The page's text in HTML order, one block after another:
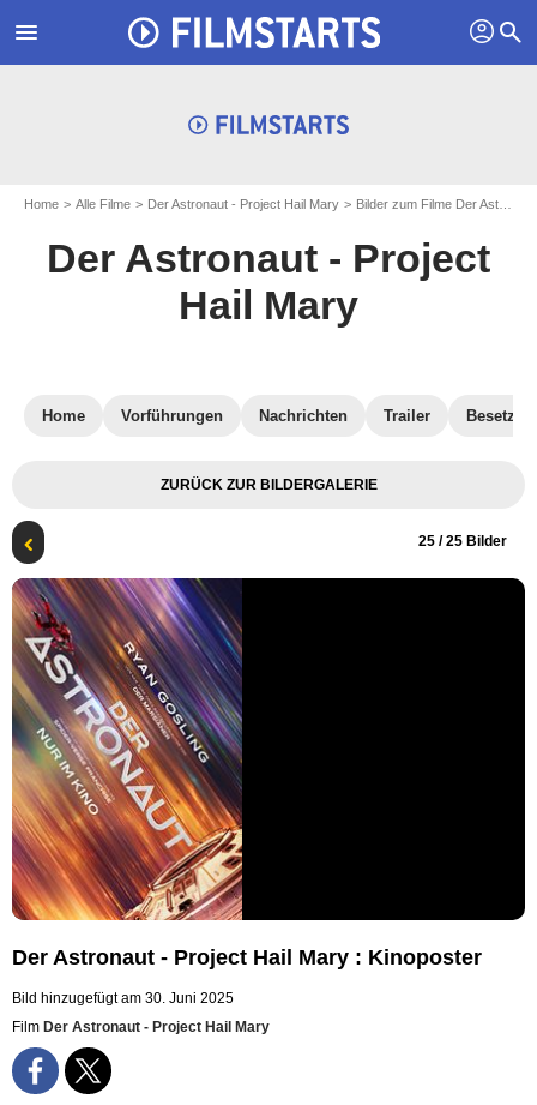
menu profil search
Home Alle Filme Der Astronaut - Project Hail Mary Bilder zum Filme Der Astronaut - Project Hail Mary
Der Astronaut - Project
Hail Mary
Home Vorführungen Nachrichten Trailer
ZURÜCK ZUR BILDERGALERIE
25 / 25 Bilder
Der Astronaut - Project Hail Mary : Kinoposter
Bild hinzugefügt am 30. Juni 2025
Film Der Astronaut - Project Hail Mary